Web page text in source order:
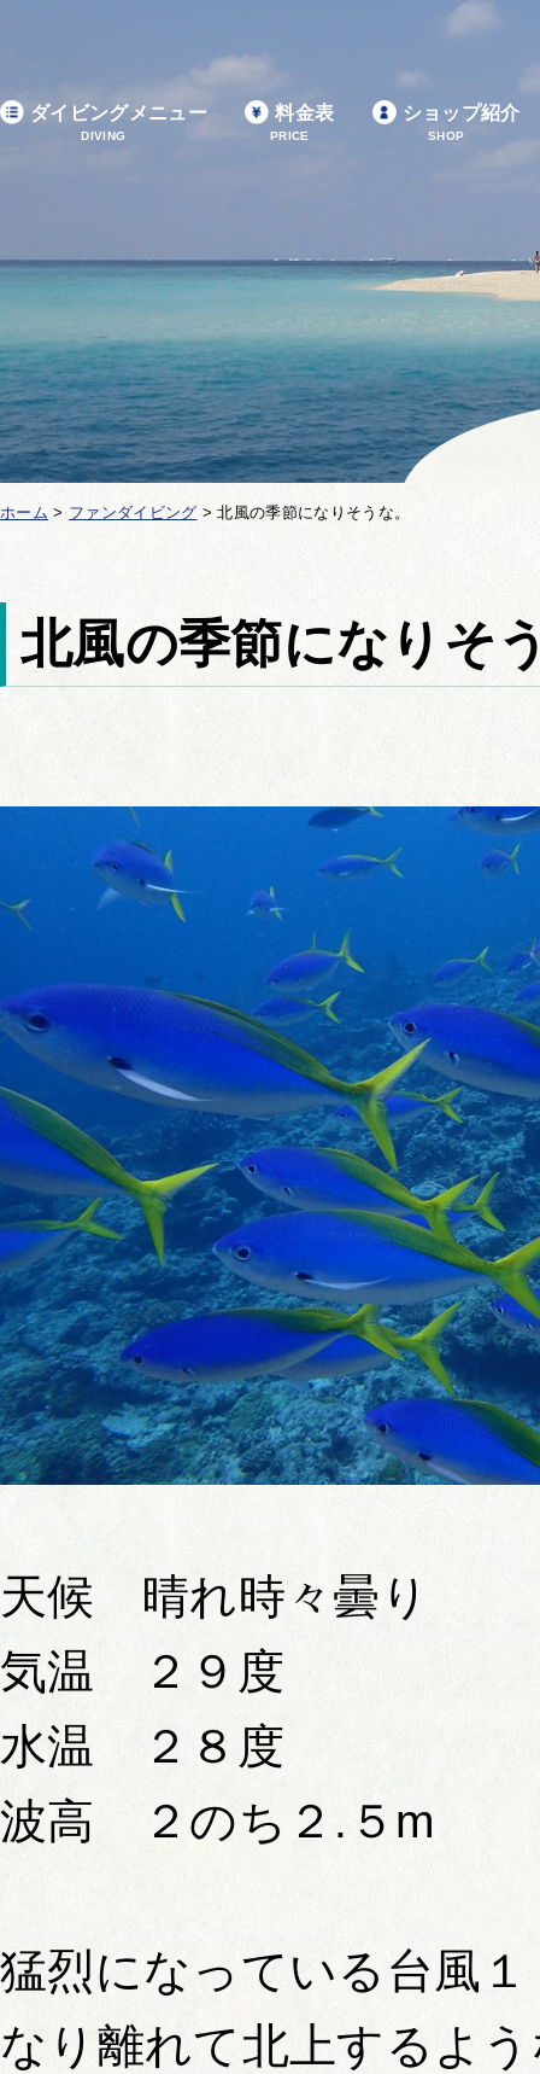
ダイビングメニュー
DIVING
料金表
PRICE
ショップ紹介
SHOP
ホーム > ファンダイビング >北風の季節になりそうな。
北風の季節になりそ
天候 晴れ時々曇り
気温 ２９度
水温 ２８度
波高 ２のち２.５m
猛烈になっている台風
なり離れて北上するよ